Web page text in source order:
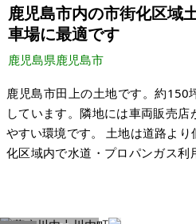
たい方、地方でゆったり仕事をし
の物件です。引
鹿児島市内の市街化区域
車場に最適です
鹿児島県鹿児島市
鹿児島市田上の土地です。約150
しています。隣地には車両販売
やすい環境です。 土地は道路より低い位置にありますが、市街
化区域内で水道・プロパンガス利
め住宅利用も可能です。境界未